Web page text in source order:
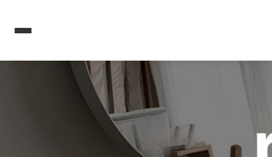
Barras Desayunadoras